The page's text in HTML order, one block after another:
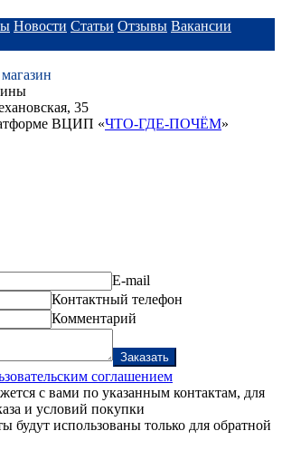
Новости Статьи Отзывы Вакансии
35
ВЦИП «ЧТО-ГДЕ-ПОЧЁМ»
E-mail
Контактный телефон
Комментарий
Заказать
соглашением
с вами по указанным контактам, для
и условий покупки
будут использованы только для обратной